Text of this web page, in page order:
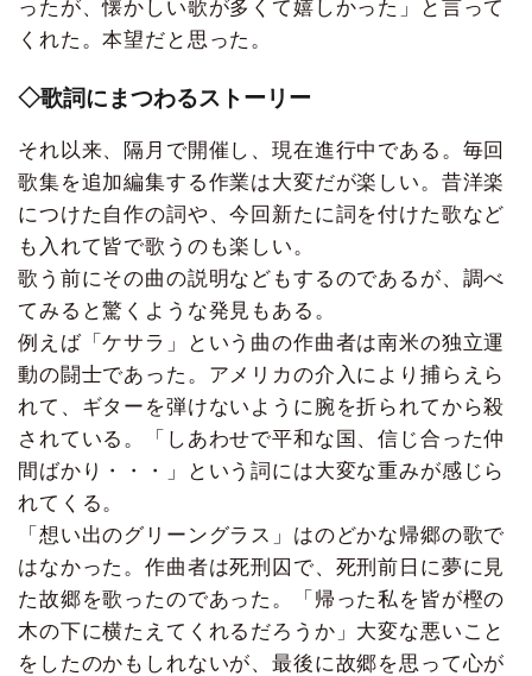
ったが、懐かしい歌が多くて嬉しかった」と言って
くれた。本望だと思った。
◇歌詞にまつわるストーリー
それ以来、隔月で開催し、現在進行中である。毎回
歌集を追加編集する作業は大変だが楽しい。昔洋楽
につけた自作の詞や、今回新たに詞を付けた歌など
も入れて皆で歌うのも楽しい。
歌う前にその曲の説明などもするのであるが、調べ
てみると驚くような発見もある。
例えば「ケサラ」という曲の作曲者は南米の独立運
動の闘士であった。アメリカの介入により捕らえら
れて、ギターを弾けないように腕を折られてから殺
されている。「しあわせで平和な国、信じ合った仲
間ばかり・・・」という詞には大変な重みが感じら
れてくる。
「想い出のグリーングラス」はのどかな帰郷の歌で
はなかった。作曲者は死刑囚で、死刑前日に夢に見
た故郷を歌ったのであった。「帰った私を皆が樫の
木の下に横たえてくれるだろうか」大変な悪いこと
をしたのかもしれないが、最後に故郷を思って心が